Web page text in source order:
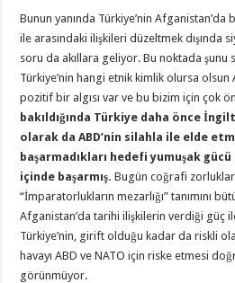
Bunun yanında Türkiye’nin
ile arasındaki ilişkileri düzeltmek dışında
soru da akıllara geliyor. Bu noktada şunu
Türkiye’nin hangi etnik kimlik olursa
pozitif bir algısı var ve bu bizim için çok
bakıldığında Türkiye daha önce
olarak da ABD’nin silahla ile elde
başarmadıkları hedefi yumuşak
içinde başarmış. Bugün coğrafi
“İmparatorlukların mezarlığı” tanımını
Afganistan’da tarihi ilişkilerin verdiği güç
Türkiye’nin, girift olduğu kadar da riskli
havayı ABD ve NATO için riske etmesi
görünmüyor.